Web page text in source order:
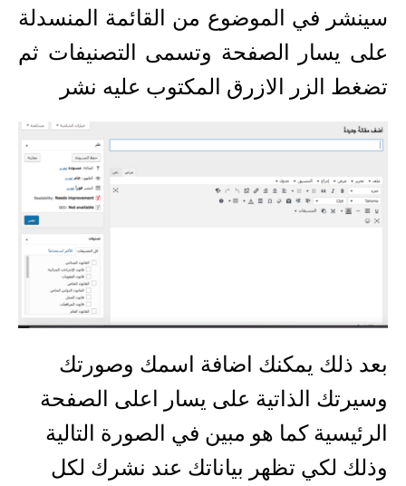
سينشر في الموضوع من القائمة المنسدلة
على يسار الصفحة وتسمى التصنيفات ثم
تضغط الزر الازرق المكتوب عليه نشر
بعد ذلك يمكنك اضافة اسمك وصورتك
وسيرتك الذاتية على يسار اعلى الصفحة
الرئيسية كما هو مبين في الصورة التالية
وذلك لكي تظهر بياناتك عند نشرك لكل